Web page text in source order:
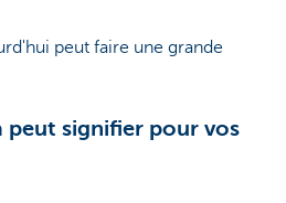
peut faire une grande
peut signifier pour vos